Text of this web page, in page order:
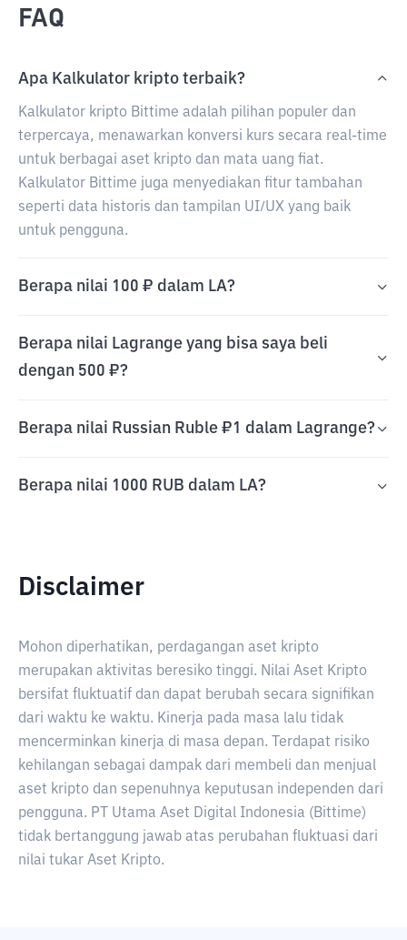
FAQ
Apa Kalkulator kripto terbaik?
Kalkulator kripto Bittime adalah pilihan populer dan
terpercaya, menawarkan konversi kurs secara real-time
untuk berbagai aset kripto dan mata uang fiat.
Kalkulator Bittime juga menyediakan fitur tambahan
seperti data historis dan tampilan UI/UX yang baik
untuk pengguna.
Berapa nilai 100 ₽ dalam LA?
Berapa nilai Lagrange yang bisa saya beli
dengan 500 ₽?
Berapa nilai Russian Ruble ₽1 dalam Lagrange?
Berapa nilai 1000 RUB dalam LA?
Disclaimer
Mohon diperhatikan, perdagangan aset kripto
merupakan aktivitas beresiko tinggi. Nilai Aset Kripto
bersifat fluktuatif dan dapat berubah secara signifikan
dari waktu ke waktu. Kinerja pada masa lalu tidak
mencerminkan kinerja di masa depan. Terdapat risiko
kehilangan sebagai dampak dari membeli dan menjual
aset kripto dan sepenuhnya keputusan independen dari
pengguna. PT Utama Aset Digital Indonesia (Bittime)
tidak bertanggung jawab atas perubahan fluktuasi dari
nilai tukar Aset Kripto.